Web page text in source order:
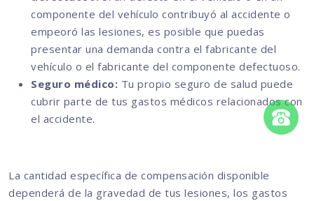
componente del vehículo contribuyó al accidente o
empeoró las lesiones, es posible que puedas
presentar una demanda contra el fabricante del
vehículo o el fabricante del componente defectuoso.
Seguro médico: Tu propio seguro de salud puede
cubrir parte de tus gastos médicos relacionados con
el accidente.
La cantidad específica de compensación disponible
dependerá de la gravedad de tus lesiones, los gastos